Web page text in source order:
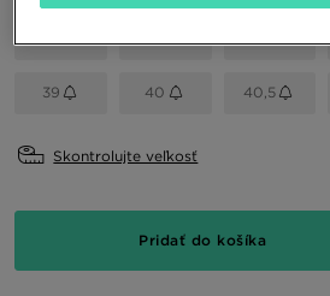
39 40 40,5
Skontrolujte veľkosť
Pridať do košíka